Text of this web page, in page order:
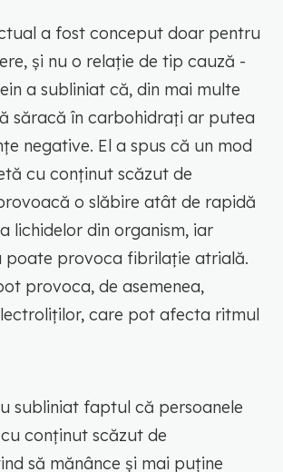
a fost conceput doar pentru
și nu o relație de tip cauză -
a subliniat că, din mai multe
săracă în carbohidrați ar putea
negative. El a spus că un mod
cu conținut scăzut de
o slăbire atât de rapidă
lichidelor din organism, iar
poate provoca fibrilație atrială.
provoca, de asemenea,
care pot afecta ritmul
subliniat faptul că persoanele
conținut scăzut de
să mănânce și mai puține